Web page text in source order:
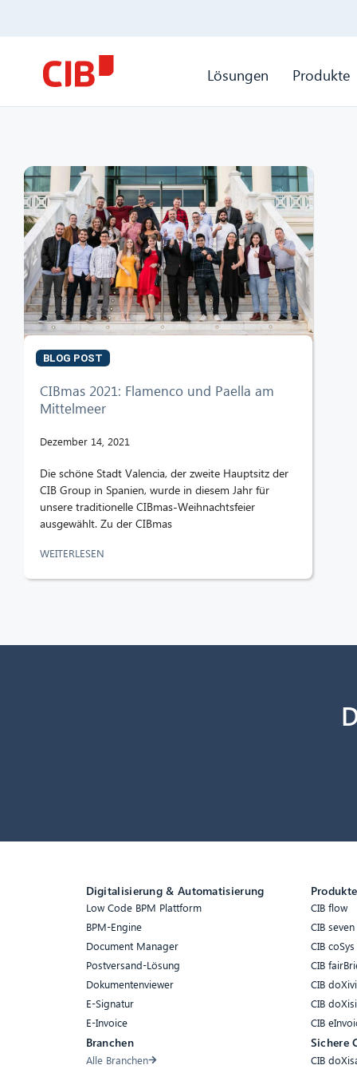
Lösungen Produkte
BLOG POST
CIBmas 2021: Flamenco und Paella am
Mittelmeer
Dezember 14, 2021
Die schöne Stadt Valencia, der zweite Hauptsitz der
CIB Group in Spanien, wurde in diesem Jahr für
unsere traditionelle CIBmas-Weihnachtsfeier
ausgewählt. Zu der CIBmas
WEITERLESEN
Digitalisierung & Automatisierung
Low Code BPM Plattform
BPM-Engine
Document Manager
Postversand-Lösung
Dokumentenviewer
E-Signatur
E-Invoice
Branchen
Alle Branchen
Produkte
CIB flow
CIB seven
CIB coSys
CIB
CIB
CIB
CIB
Sichere
CIB